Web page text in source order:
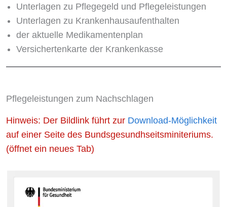
Unterlagen zu Pflegegeld und Pflegeleistungen
Unterlagen zu Krankenhausaufenthalten
der aktuelle Medikamentenplan
Versichertenkarte der Krankenkasse
Pflegeleistungen zum Nachschlagen
Hinweis: Der Bildlink führt zur Download-Möglichkeit
auf einer Seite des Bundsgesundhseitsminiteriums.
(öffnet ein neues Tab)